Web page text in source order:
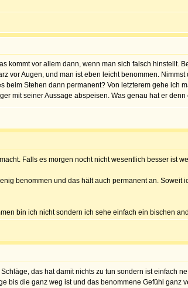
kommt vor allem dann, wenn man sich falsch hinstellt.
vor Augen, und man ist eben leicht benommen.
Stehen dann permanent? Von letzterem gehe ich
mit seiner Aussage abspeisen. Was genau hat er denn
Falls es morgen nocht nicht wesentlich besser ist
benommen und das hält auch permanent an.
bin ich nicht sondern ich sehe einfach ein bischen
das hat damit nichts zu tun sondern ist einfach
bis die ganz weg ist und das benommene Gefühl